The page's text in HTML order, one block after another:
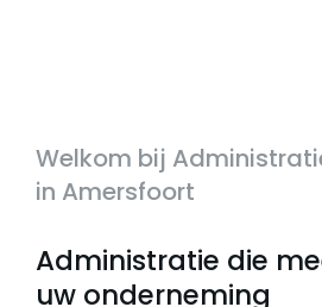
Welkom bij
in Amersfoort
Administratie die
uw onderneming